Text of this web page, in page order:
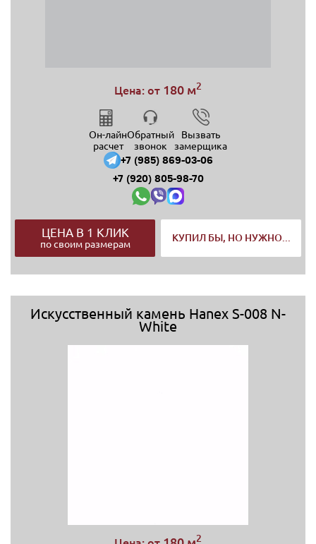
Цена: от 180 м2
Он-лайн
расчет
Обратный
звонок
Вызвать
замерщика
+7 (985) 869-03-06
+7 (920) 805-98-70
ЦЕНА В 1 КЛИК
по своим размерам
КУПИЛ БЫ, НО НУЖНО...
Искусственный камень Hanex S-008 N-
White
2